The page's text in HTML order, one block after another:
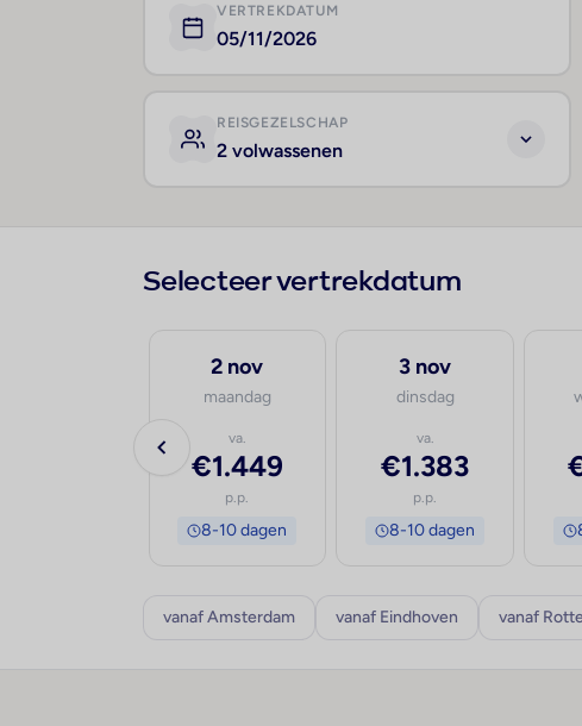
VERTREKDATUM
05/11/2026
REISGEZELSCHAP
2 volwassenen
Selecteer vertrekdatum
2 nov
maandag
va.
€1.449
p.p.
8-10 dagen
3 nov
dinsdag
va.
€1.383
p.p.
8-10 dagen
vanaf Amsterdam vanaf Eindhoven vanaf